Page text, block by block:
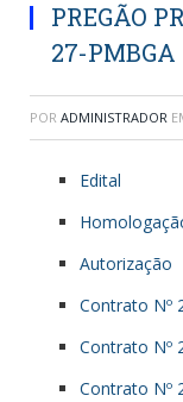
PREGÃO
27-PMBGA
POR ADMINISTRADOR
Edital
Autorização
Contrato Nº
Contrato Nº
Contrato Nº